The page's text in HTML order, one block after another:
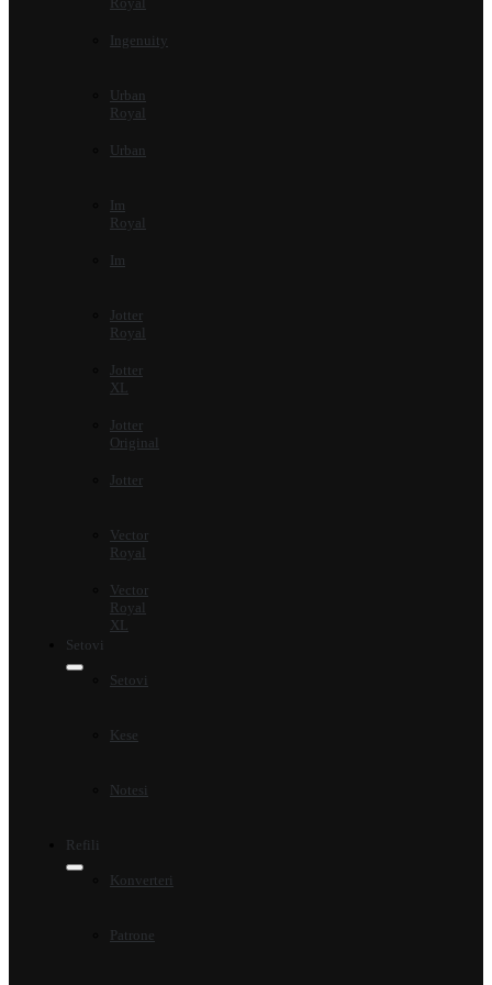
Ingenuity
Urban
Royal
Urban
Im
Royal
Im
Jotter
Royal
Jotter
XL
Jotter
Original
Jotter
Vector
Royal
Vector
Royal
XL
Setovi
Setovi
Kese
Notesi
Refili
Konverteri
Patrone